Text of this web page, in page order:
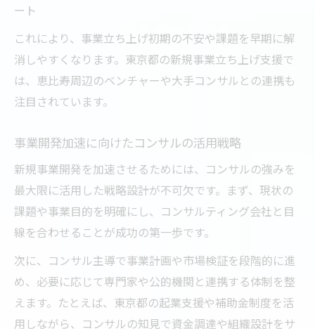
ート
これにより、事業立ち上げ初期の不安や課題を早期に解
消しやすくなります。東京都の新規事業立ち上げ支援で
は、恵比寿周辺のベンチャーや大手コンサルとの連携も
注目されています。
事業開発加速に向けたコンサルの活用戦略
新規事業開発を加速させるためには、コンサルの強みを
最大限に活用した戦略設計が不可欠です。まず、現状の
課題や事業目的を明確にし、コンサルティング会社と目
線を合わせることが成功の第一歩です。
次に、コンサル主導で事業計画や市場検証を段階的に進
め、必要に応じて専門家や公的機関と連携する体制を整
えます。たとえば、東京都の起業支援や補助金制度を活
用しながら、コンサルの知見で資金調達や組織設計をサ